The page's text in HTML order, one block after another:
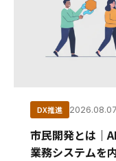
DX推進 2026.08.07
市民開発とは｜
業務システムを